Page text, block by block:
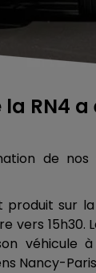
la RN4
de nos
produit sur
vers 15h30.
véhicule
Nancy-